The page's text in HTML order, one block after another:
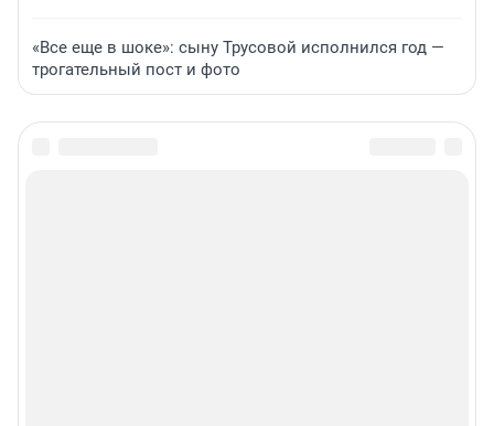
«Все еще в шоке»: сыну Трусовой исполнился год —
трогательный пост и фото